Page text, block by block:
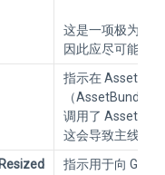
这是一项极为耗
因此应尽可能避
指示在
（
调用了
这会导致主线程
指示用于向 GPU